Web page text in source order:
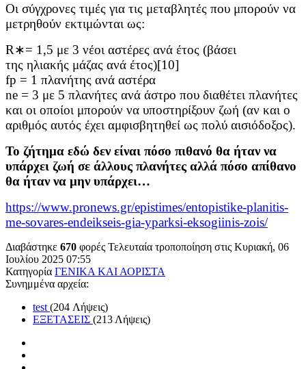
Οι σύγχρονες τιμές για τις μεταβλητές που μπορούν να
μετρηθούν εκτιμώνται ως:
R∗= 1,5 με 3 νέοι αστέρες ανά έτος (βάσει
της ηλιακής μάζας ανά έτος)[10]
fp = 1 πλανήτης ανά αστέρα
ne = 3 με 5 πλανήτες ανά άστρο που διαθέτει πλανήτες
και οι οποίοι μπορούν να υποστηρίξουν ζωή (αν και ο
αριθμός αυτός έχει αμφισβητηθεί ως πολύ αισιόδοξος).
Το ζήτημα εδώ δεν είναι πόσο πιθανό θα ήταν να
υπάρχει ζωή σε άλλους πλανήτες αλλά πόσο απίθανο
θα ήταν να μην υπάρχει…
https://www.pronews.gr/epistimes/entopistike-planitis-
me-sovares-endeikseis-gia-yparksi-eksogiinis-zois/
Διαβάστηκε 670 φορές Τελευταία τροποποίηση στις Κυριακή, 06
Ιουλίου 2025 07:55
Κατηγορία ΓΕΝΙΚΑ ΚΑΙ ΑΟΡΙΣΤΑ
Συνημμένα αρχεία:
test (204 Λήψεις)
ΕΞΕΤΑΣΕΙΣ (213 Λήψεις)